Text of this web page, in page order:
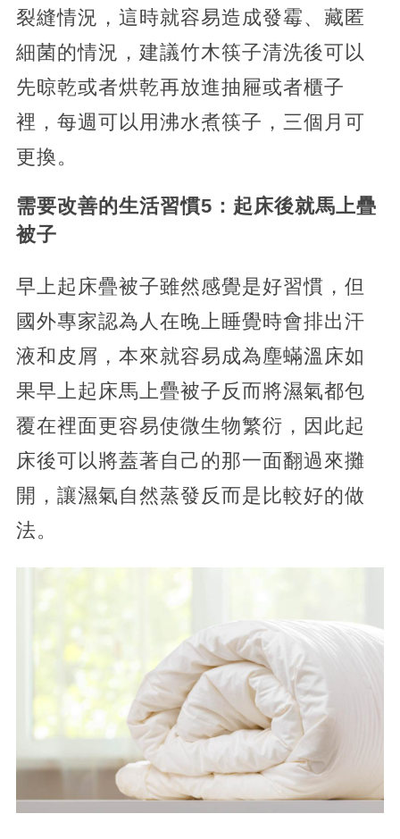
裂縫情況，這時就容易造成發霉、藏匿
細菌的情況，建議竹木筷子清洗後可以
先晾乾或者烘乾再放進抽屜或者櫃子
裡，每週可以用沸水煮筷子，三個月可
更換。
需要改善的生活習慣5： 起床後就馬上疊
被子
早上起床疊被子雖然感覺是好習慣，但
國外專家認為人在晚上睡覺時會排出汗
液和皮屑，本來就容易成為塵蟎溫床如
果早上起床馬上疊被子反而將濕氣都包
覆在裡面更容易使微生物繁衍，因此起
床後可以將蓋著自己的那一面翻過來攤
開，讓濕氣自然蒸發反而是比較好的做
法。